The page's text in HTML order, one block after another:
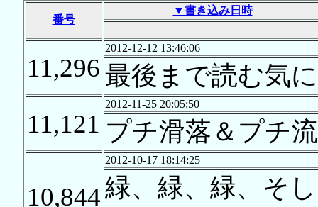
番号
▼書き込み日時
11,296
2012-12-12 13:46:06
最後まで読む気
11,121
2012-11-25 20:05:50
プチ滑落＆プチ
10,844
2012-10-17 18:14:25
緑、緑、緑、そ